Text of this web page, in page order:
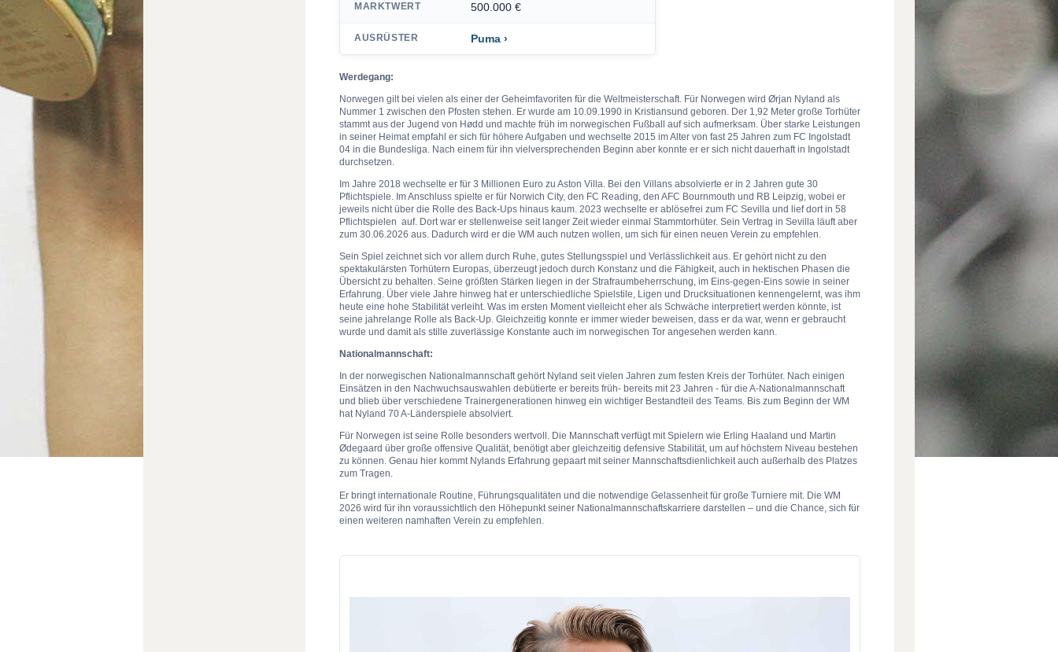
MARKTWERT 500.000 €
AUSRÜSTER Puma ›
Werdegang:
Norwegen gilt bei vielen als einer der Geheimfavoriten für die Weltmeisterschaft. Für Norwegen wird Ørjan Nyland als
Nummer 1 zwischen den Pfosten stehen. Er wurde am 10.09.1990 in Kristiansund geboren. Der 1,92 Meter große Torhüter
stammt aus der Jugend von Hødd und machte früh im norwegischen Fußball auf sich aufmerksam. Über starke Leistungen
in seiner Heimat empfahl er sich für höhere Aufgaben und wechselte 2015 im Alter von fast 25 Jahren zum FC Ingolstadt
04 in die Bundesliga. Nach einem für ihn vielversprechenden Beginn aber konnte er er sich nicht dauerhaft in Ingolstadt
durchsetzen.
Im Jahre 2018 wechselte er für 3 Millionen Euro zu Aston Villa. Bei den Villans absolvierte er in 2 Jahren gute 30
Pflichtspiele. Im Anschluss spielte er für Norwich City, den FC Reading, den AFC Bournmouth und RB Leipzig, wobei er
jeweils nicht über die Rolle des Back-Ups hinaus kaum. 2023 wechselte er ablösefrei zum FC Sevilla und lief dort in 58
Pflichtspielen auf. Dort war er stellenweise seit langer Zeit wieder einmal Stammtorhüter. Sein Vertrag in Sevilla läuft aber
zum 30.06.2026 aus. Dadurch wird er die WM auch nutzen wollen, um sich für einen neuen Verein zu empfehlen.
Sein Spiel zeichnet sich vor allem durch Ruhe, gutes Stellungsspiel und Verlässlichkeit aus. Er gehört nicht zu den
spektakulärsten Torhütern Europas, überzeugt jedoch durch Konstanz und die Fähigkeit, auch in hektischen Phasen die
Übersicht zu behalten. Seine größten Stärken liegen in der Strafraumbeherrschung, im Eins-gegen-Eins sowie in seiner
Erfahrung. Über viele Jahre hinweg hat er unterschiedliche Spielstile, Ligen und Drucksituationen kennengelernt, was ihm
heute eine hohe Stabilität verleiht. Was im ersten Moment vielleicht eher als Schwäche interpretiert werden könnte, ist
seine jahrelange Rolle als Back-Up. Gleichzeitig konnte er immer wieder beweisen, dass er da war, wenn er gebraucht
wurde und damit als stille zuverlässige Konstante auch im norwegischen Tor angesehen werden kann.
Nationalmannschaft:
In der norwegischen Nationalmannschaft gehört Nyland seit vielen Jahren zum festen Kreis der Torhüter. Nach einigen
Einsätzen in den Nachwuchsauswahlen debütierte er bereits früh- bereits mit 23 Jahren - für die A-Nationalmannschaft
und blieb über verschiedene Trainergenerationen hinweg ein wichtiger Bestandteil des Teams. Bis zum Beginn der WM
hat Nyland 70 A-Länderspiele absolviert.
Für Norwegen ist seine Rolle besonders wertvoll. Die Mannschaft verfügt mit Spielern wie Erling Haaland und Martin
Ødegaard über große offensive Qualität, benötigt aber gleichzeitig defensive Stabilität, um auf höchstem Niveau bestehen
zu können. Genau hier kommt Nylands Erfahrung gepaart mit seiner Mannschaftsdienlichkeit auch außerhalb des Platzes
zum Tragen.
Er bringt internationale Routine, Führungsqualitäten und die notwendige Gelassenheit für große Turniere mit. Die WM
2026 wird für ihn voraussichtlich den Höhepunkt seiner Nationalmannschaftskarriere darstellen – und die Chance, sich für
einen weiteren namhaften Verein zu empfehlen.